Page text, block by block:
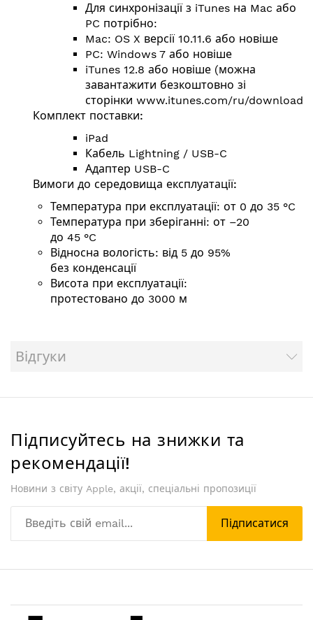
Для синхронізації з iTunes на Mac або
PC потрібно:
Mac: OS X версії 10.11.6 або новіше
PC: Windows 7 або новіше
iTunes 12.8 або новіше (можна
завантажити безкоштовно зі
сторінки www.itunes.com/ru/download
Комплект поставки:
iPad
Кабель Lightning / USB-C
Адаптер USB-C
Вимоги до середовища експлуатації:
Температура при експлуатації: от 0 до 35 °C
Температура при зберіганні: от –20
до 45 °C
Відносна вологість: від 5 до 95%
без конденсації
Висота при експлуатації:
протестовано до 3000 м
Відгуки
Підписуйтесь на знижки та
рекомендації!
Новини з світу Apple, акції, спеціальні пропозиції
Підписатися